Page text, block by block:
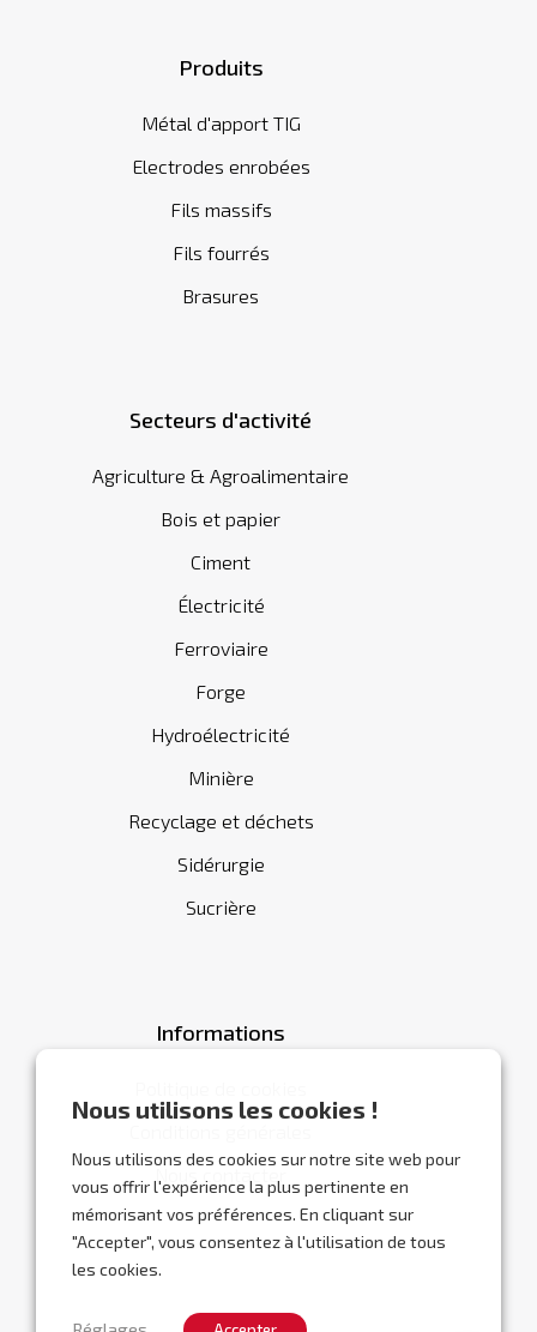
Nous utilisons les cookies !
Nous utilisons des cookies sur notre site web pour
vous offrir l'expérience la plus pertinente en
mémorisant vos préférences. En cliquant sur
"Accepter", vous consentez à l'utilisation de tous
les cookies.
Produits
Métal d'apport TIG
Electrodes enrobées
Fils massifs
Fils fourrés
Brasures
Secteurs d'activité
Agriculture & Agroalimentaire
Bois et papier
Ciment
Électricité
Ferroviaire
Forge
Hydroélectricité
Minière
Recyclage et déchets
Sidérurgie
Sucrière
Informations
Nous contacter